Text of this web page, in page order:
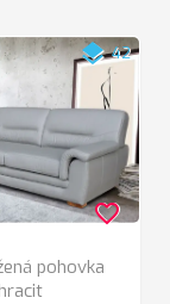
layers42
pohovka
favorite_border